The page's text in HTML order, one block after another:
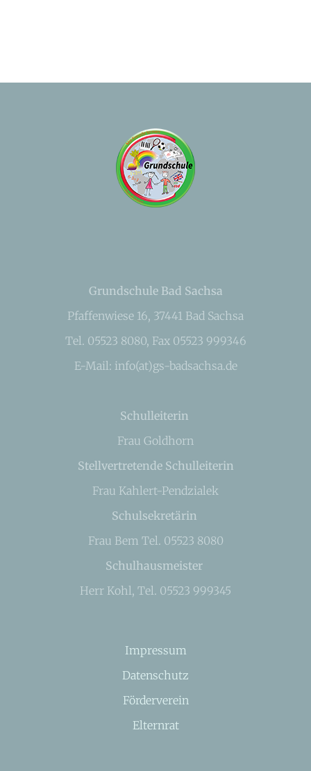
Grundschule Bad Sachsa
Pfaffenwiese 16, 37441 Bad Sachsa
Tel. 05523 8080, Fax 05523 999346
E-Mail: info(at)gs-badsachsa.de
Schulleiterin
Frau Goldhorn
Stellvertretende Schulleiterin
Frau Kahlert-Pendzialek
Schulsekretärin
Frau Bem Tel. 05523 8080
Schulhausmeister
Herr Kohl, Tel. 05523 999345
Impressum
Datenschutz
Förderverein
Elternrat